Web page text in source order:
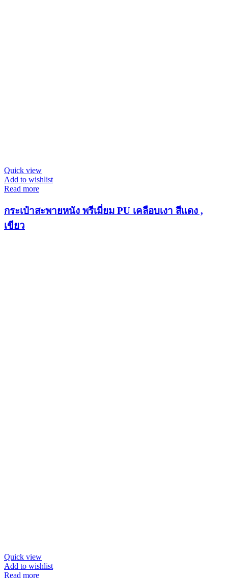
Quick view
Add to wishlist
Read more
กระเป๋าสะพายหนัง พรีเมี่ยม PU เคลือบเงา สีแดง ,
เขียว
Quick view
Add to wishlist
Read more